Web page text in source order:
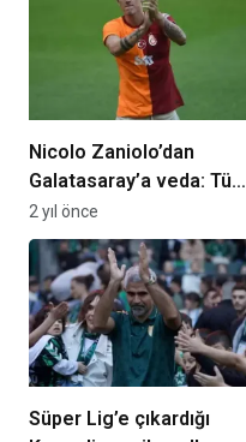
Nicolo Zaniolo’dan
Galatasaray’a veda: Tüm
paylaşımları kaldırdı
2 yıl önce
Süper Lig’e çıkardığı